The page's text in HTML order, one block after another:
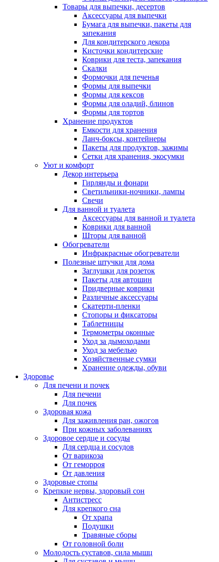
Товары для выпечки, десертов
Аксессуары для выпечки
Бумага для выпечки, пакеты для
запекания
Для кондитерского декора
Кисточки кондитерские
Коврики для теста, запекания
Скалки
Формочки для печенья
Формы для выпечки
Формы для кексов
Формы для оладий, блинов
Формы для тортов
Хранение продуктов
Емкости для хранения
Ланч-боксы, контейнеры
Пакеты для продуктов, зажимы
Сетки для хранения, экосумки
Уют и комфорт
Декор интерьера
Гирлянды и фонари
Светильники-ночники, лампы
Свечи
Для ванной и туалета
Аксессуары для ванной и туалета
Коврики для ванной
Шторы для ванной
Обогреватели
Инфракрасные обогреватели
Полезные штучки для дома
Заглушки для розеток
Пакеты для автошин
Придверные коврики
Различные аксессуары
Скатерти-пленки
Стопоры и фиксаторы
Таблетницы
Термометры оконные
Уход за дымоходами
Уход за мебелью
Хозяйственные сумки
Хранение одежды, обуви
Здоровье
Для печени и почек
Для печени
Для почек
Здоровая кожа
Для заживления ран, ожогов
При кожных заболеваниях
Здоровое сердце и сосуды
Для сердца и сосудов
От варикоза
От геморроя
От давления
Здоровые стопы
Крепкие нервы, здоровый сон
Антистресс
Для крепкого сна
От храпа
Подушки
Травяные сборы
От головной боли
Молодость суставов, сила мышц